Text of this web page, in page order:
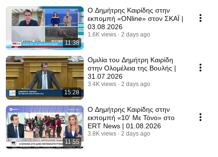
11:38
Ο Δημήτρης Καιρίδης στην
εκπομπή «ONline» στον ΣΚΑΪ |
03.08.2026
1.6K views 2 days ago
15:28
Ομιλία του Δημήτρη Καιρίδη
στην Ολομέλεια της Βουλής |
31.07.2026
3.4K views 2 days ago
11:55
Ο Δημήτρης Καιρίδης στην
εκπομπή «10' Με Τόνο» στο
ERT News | 01.08.2026
3.8K views 2 days ago